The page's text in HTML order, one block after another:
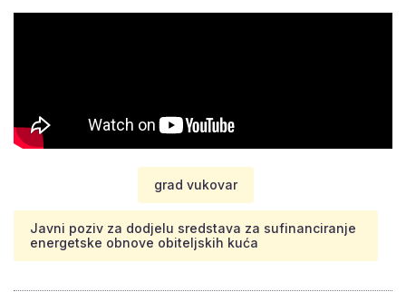
grad vukovar
Javni poziv za dodjelu sredstava za sufinanciranje
energetske obnove obiteljskih kuća